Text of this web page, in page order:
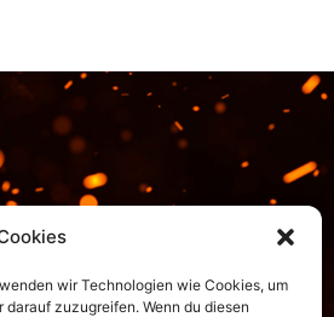
wir Technologien wie Cookies, um
zuzugreifen. Wenn du diesen